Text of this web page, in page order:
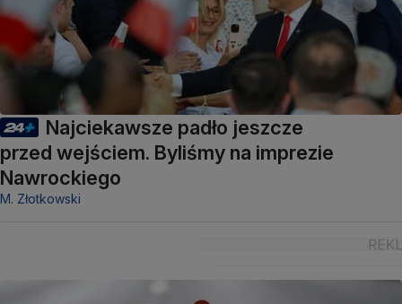
Najciekawsze padło jeszcze
przed wejściem. Byliśmy na imprezie
Nawrockiego
M. Złotkowski